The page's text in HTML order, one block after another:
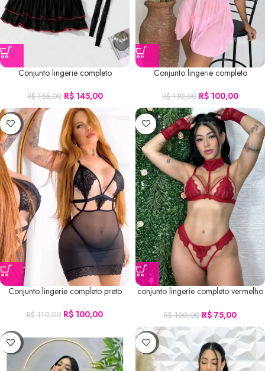
Conjunto lingerie completo
R$155,00 R$145,00
Conjunto lingerie completo
R$110,00 R$ 100,00
-9%
Conjunto lingerie completo preto
R$110,00 R$ 100,00
-25%
conjunto lingerie completo vermelho
R$100,00 R$ 75,00
-10% -21%